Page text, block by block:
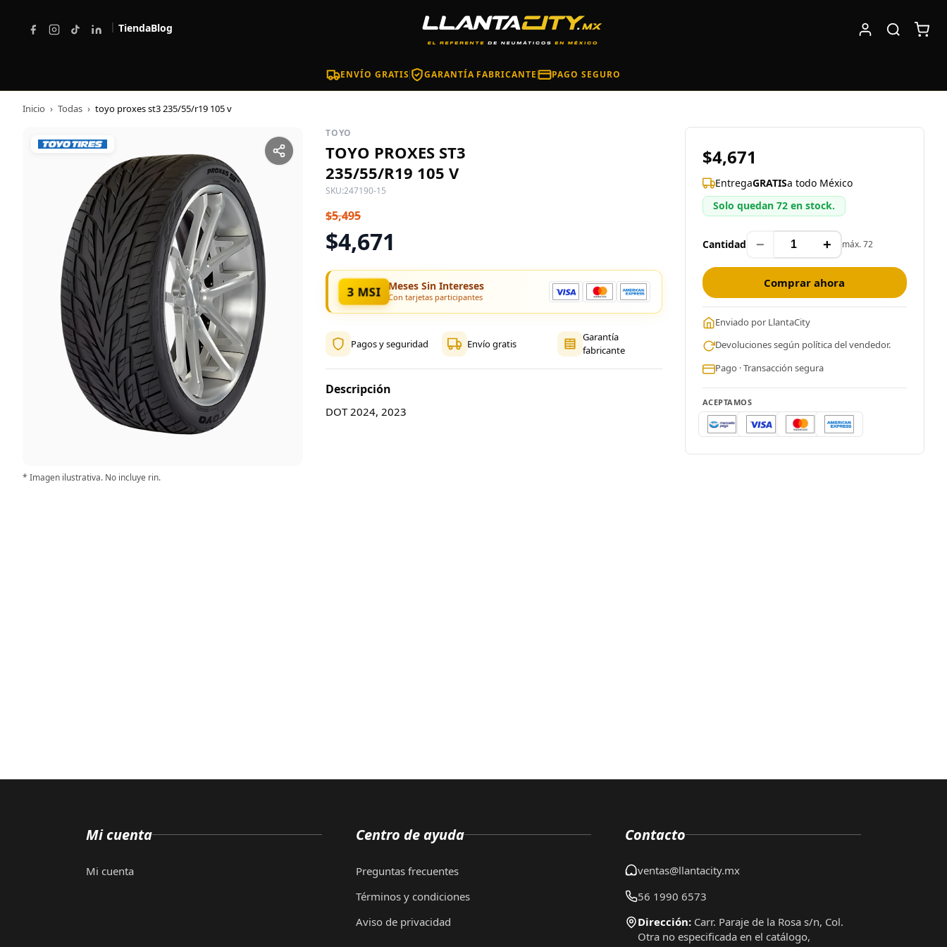
| TiendaBlog
ENVÍO GRATIS GARANTÍA FABRICANTE PAGO SEGURO
Inicio › Todas › toyo proxes st3 235/55/r19 105 v
* Imagen ilustrativa. No incluye rin.
TOYO
TOYO PROXES ST3
235/55/R19 105 V
SKU:247190-15
$5,495
$4,671
3 MSI Meses Sin Intereses
Con tarjetas participantes
Pagos y seguridad Envío gratis
Garantía
fabricante
Descripción
DOT 2024, 2023
$4,671
EntregaGRATISa todo México
Solo quedan 72 en stock.
Cantidad − + máx. 72
Comprar ahora
Enviado por LlantaCity
Devoluciones según política del vendedor.
Pago · Transacción segura
ACEPTAMOS
Mi cuenta
Mi cuenta
Centro de ayuda
Preguntas frecuentes
Términos y condiciones
Aviso de privacidad
Contacto
ventas@llantacity.mx
56 1990 6573
Dirección: Carr. Paraje de la Rosa s/n, Col.
Otra no especificada en el catálogo,